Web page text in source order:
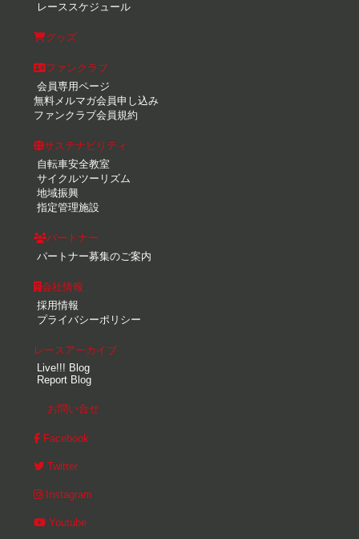
レーススケジュール
グッズ
ファンクラブ
会員専用ページ
無料メルマガ会員申し込み
ファンクラブ会員規約
サステナビリティ
自転車安全教室
サイクルツーリズム
地域振興
指定管理施設
パートナー
パートナー募集のご案内
会社情報
採用情報
プライバシーポリシー
レースアーカイブ
Live!!! Blog
Report Blog
お問い合せ
Facebook
Twitter
Instagram
Youtube